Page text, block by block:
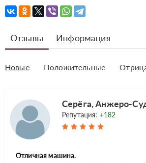
Отзывы Информация
Новые Положительные
Серёга, Анжеро-
Репутация: +182
Отличная машина.